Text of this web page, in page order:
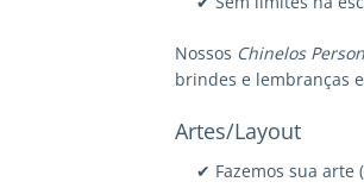
Nossos Chinelos
brindes e lembranças
Artes/Layout
✔ Fazemos sua arte